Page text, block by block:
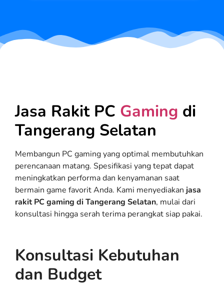
Jasa Rakit PC Gaming di
Tangerang Selatan
Membangun PC gaming yang optimal membutuhkan
perencanaan matang. Spesifikasi yang tepat dapat
meningkatkan performa dan kenyamanan saat
bermain game favorit Anda. Kami menyediakan jasa
rakit PC gaming di Tangerang Selatan, mulai dari
konsultasi hingga serah terima perangkat siap pakai.
Konsultasi Kebutuhan
dan Budget